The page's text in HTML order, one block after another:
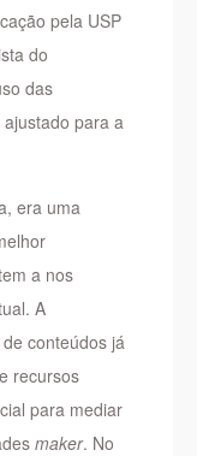
pela USP
do
das
para a
era uma
a nos
A
conteúdos já
recursos
para mediar
maker. No